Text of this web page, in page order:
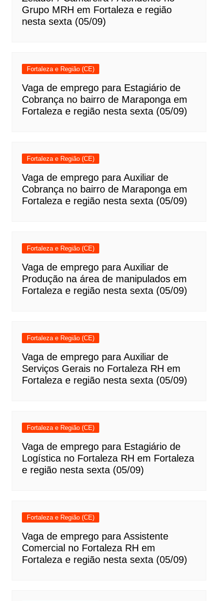
Grupo MRH em Fortaleza e região
nesta sexta (05/09)
Fortaleza e Região (CE)
Vaga de emprego para Estagiário de
Cobrança no bairro de Maraponga em
Fortaleza e região nesta sexta (05/09)
Fortaleza e Região (CE)
Vaga de emprego para Auxiliar de
Cobrança no bairro de Maraponga em
Fortaleza e região nesta sexta (05/09)
Fortaleza e Região (CE)
Vaga de emprego para Auxiliar de
Produção na área de manipulados em
Fortaleza e região nesta sexta (05/09)
Fortaleza e Região (CE)
Vaga de emprego para Auxiliar de
Serviços Gerais no Fortaleza RH em
Fortaleza e região nesta sexta (05/09)
Fortaleza e Região (CE)
Vaga de emprego para Estagiário de
Logística no Fortaleza RH em Fortaleza
e região nesta sexta (05/09)
Fortaleza e Região (CE)
Vaga de emprego para Assistente
Comercial no Fortaleza RH em
Fortaleza e região nesta sexta (05/09)